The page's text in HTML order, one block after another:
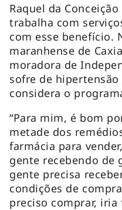
Raquel da
trabalha com
com esse benefício.
maranhense de
moradora de
sofre de
considera o
“Para mim, é bom
metade dos
farmácia para
gente recebendo de
gente precisa
condições de
preciso comprar,